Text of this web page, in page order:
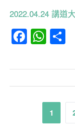
2022.04.24 講道
1